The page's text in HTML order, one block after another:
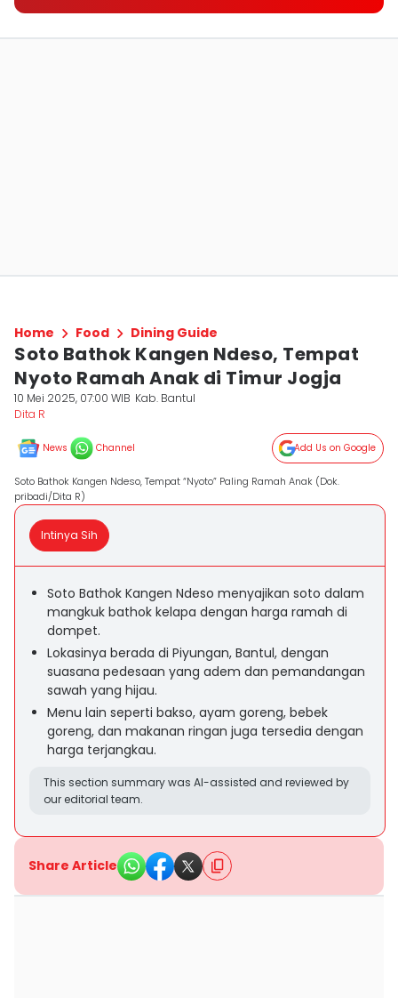
Home Food Dining Guide
Soto Bathok Kangen Ndeso, Tempat
Nyoto Ramah Anak di Timur Jogja
10 Mei 2025, 07:00 WIB Kab. Bantul
Dita R
News Channel Add Us on Google
Soto Bathok Kangen Ndeso, Tempat “Nyoto” Paling Ramah Anak (Dok.
pribadi/Dita R)
Intinya Sih
Soto Bathok Kangen Ndeso menyajikan soto dalam
mangkuk bathok kelapa dengan harga ramah di
dompet.
Lokasinya berada di Piyungan, Bantul, dengan
suasana pedesaan yang adem dan pemandangan
sawah yang hijau.
Menu lain seperti bakso, ayam goreng, bebek
goreng, dan makanan ringan juga tersedia dengan
harga terjangkau.
This section summary was AI-assisted and reviewed by
our editorial team.
Share Article